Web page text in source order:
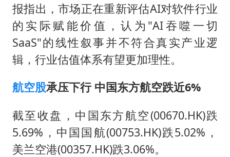
报指出，市场正在重新评估AI对软件行业
的实际赋能价值，认为"AI吞噬一切
SaaS"的线性叙事并不符合真实产业逻
辑，行业估值体系有望更加理性。
航空股承压下行 中国东方航空跌近6%
截至收盘，中国东方航空(00670.HK)跌
5.69%，中国国航(00753.HK)跌5.02%，
美兰空港(00357.HK)跌3.06%。